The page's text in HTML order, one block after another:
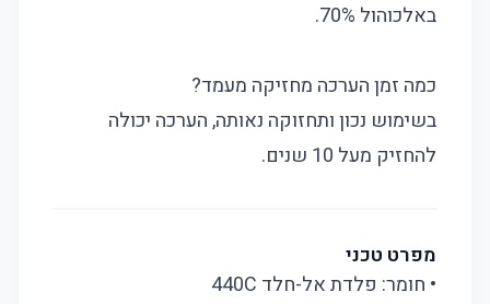
באלכוהול 70%.
כמה זמן הערכה מחזיקה מעמד?
בשימוש נכון ותחזוקה נאותה, הערכה יכולה
להחזיק מעל 10 שנים.
מפרט טכני
• חומר: פלדת אל-חלד 440C